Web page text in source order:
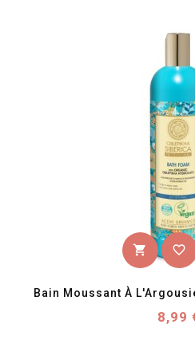
shopping_cart favorite_border
Bain Moussant À
Prix
8,99